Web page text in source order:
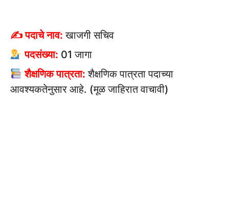
✍ पदाचे नाव: खाजगी सचिव
पदसंख्या: 01 जागा
शैक्षणिक पात्रता: शैक्षणिक पात्रता पदाच्या
आवश्यकतेनुसार आहे. (मूळ जाहिरात वाचावी)